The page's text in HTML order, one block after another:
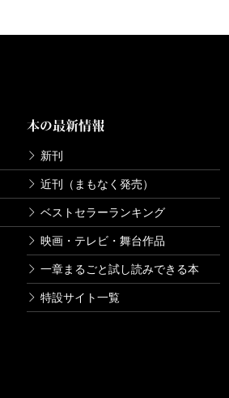
本の最新情報
新刊
近刊（まもなく発売）
ベストセラーランキング
映画・テレビ・舞台作品
一章まるごと試し読みできる本
特設サイト一覧